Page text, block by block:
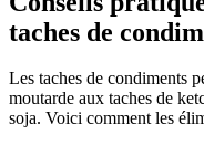
taches de
Les taches de condiments
moutarde aux taches de
soja. Voici comment les